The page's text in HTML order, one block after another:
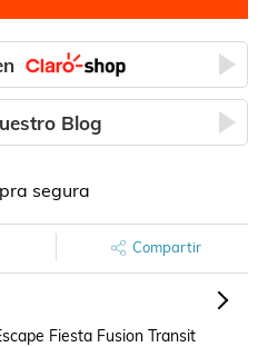
Blog
segura
Compartir
Fiesta Fusion Transit